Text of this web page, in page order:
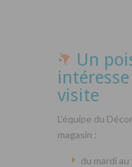
Un
visite
L’équipe du
magasin :
du mardi